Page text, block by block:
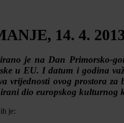
14. 4.
je na Dan Primorsko-
u EU. I datum i godina
vrijednosti ovog prostora
dio europskog kulturnog
je: